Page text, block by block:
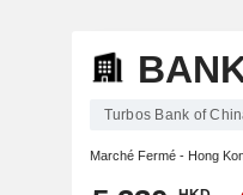
Turbos Bank of
Marché Fermé - Hong